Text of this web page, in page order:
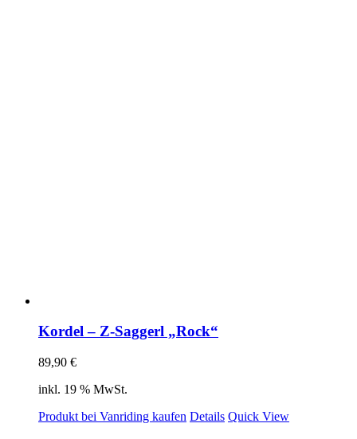
Kordel – Z-Saggerl „Rock“
89,90 €
inkl. 19 % MwSt.
Produkt bei Vanriding kaufen Details Quick View